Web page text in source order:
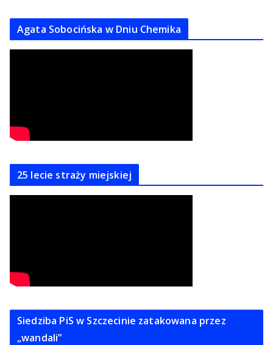
Agata Sobocińska w Dniu Chemika
25 lecie straży miejskiej
Siedziba PiS w Szczecinie zatakowana przez
„wandali”